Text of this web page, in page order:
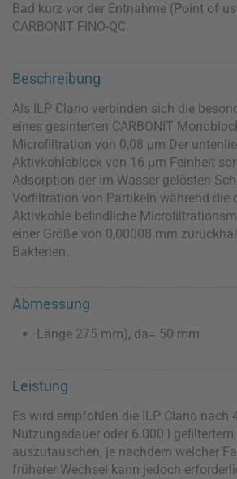
Bad kurz vor der Entnahme (Point of
CARBONIT FINO-QC.
Beschreibung
Als ILP Clario verbinden sich die
eines gesinterten CARBONIT
Microﬁltration von 0,08 µm Der
Aktivkohleblock von 16 µm Feinheit
Adsorption der im Wasser gelösten
Vorﬁltration von Partikeln während die
Aktivkohle beﬁndliche
einer Größe von 0,00008 mm
Bakterien.
Abmessung
Länge 275 mm), da= 50 mm
Leistung
Es wird empfohlen die ILP Clario nach
Nutzungsdauer oder 6.000 l geﬁltertem
auszutauschen, je nachdem welcher
früherer Wechsel kann jedoch